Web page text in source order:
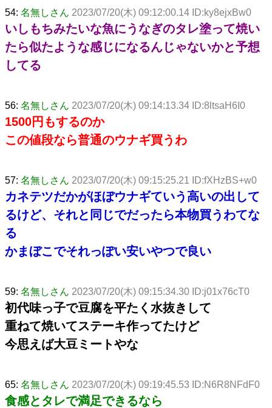
54: 名無しさん 2023/07/20(木) 09:12:00.14 ID:ky8ejxBw0
いしもちみたいな魚にうなぎのタレ塗って焼い
たら似たような感じになるんじゃないかと予想
してる
56: 名無しさん 2023/07/20(木) 09:14:13.34 ID:8ltsaH6I0
1500円もするのか
この値段なら普通のウナギ買うわ
57: 名無しさん 2023/07/20(木) 09:15:25.21 ID:fXHzBS+w0
カネテツだかがほぼウナギていう高いの出して
るけど、それと同じでだったら本物買うわてな
る
かまぼこでそれっぽい安いやつで良い
59: 名無しさん 2023/07/20(木) 09:15:34.30 ID:j01x76cT0
初代味っ子で豆腐を平たく水抜きして
重ねて焼いてステーキ作ってたけど
今思えば大豆ミートやな
65: 名無しさん 2023/07/20(木) 09:19:45.53 ID:N6R8NFdF0
食感とタレで満足できるなら